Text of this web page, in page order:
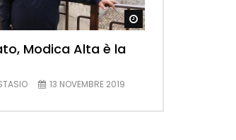
Watch Later
Modica Alta è la
13 NOVEMBRE 2019